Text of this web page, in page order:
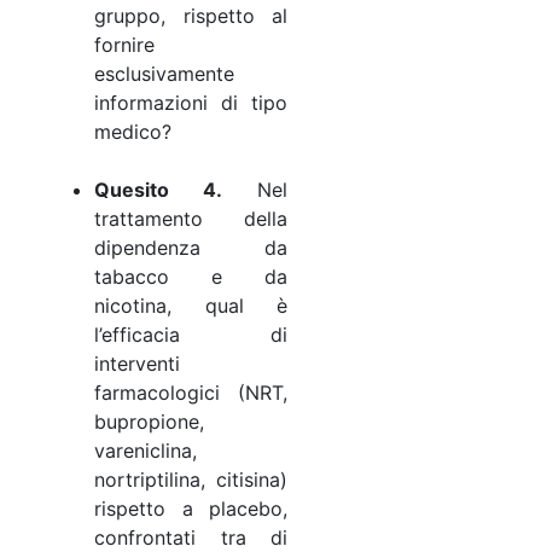
gruppo, rispetto al
fornire
esclusivamente
informazioni di tipo
medico?
Quesito 4. Nel
trattamento della
dipendenza da
tabacco e da
nicotina, qual è
l’efficacia di
interventi
farmacologici (NRT,
bupropione,
vareniclina,
nortriptilina, citisina)
rispetto a placebo,
confrontati tra di